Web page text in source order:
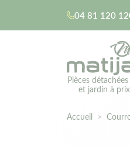
04 81 120
Pièces
et jardin à
Accueil